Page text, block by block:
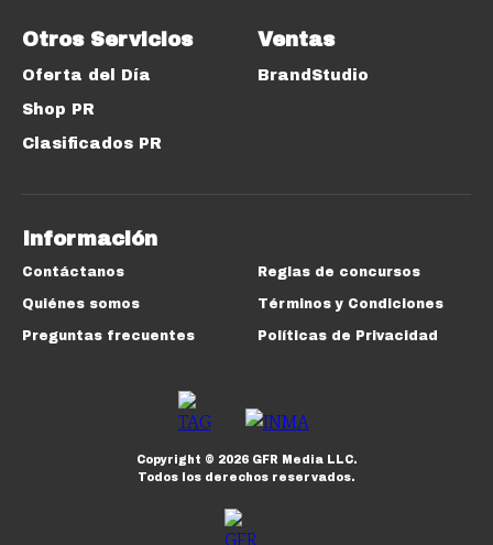
Otros Servicios
Oferta del Día
Shop PR
Clasificados PR
Ventas
BrandStudio
Información
Contáctanos
Quiénes somos
Preguntas frecuentes
Reglas de concursos
Términos y Condiciones
Políticas de Privacidad
Copyright © 2026GFR Media LLC.
Todos los derechos reservados.